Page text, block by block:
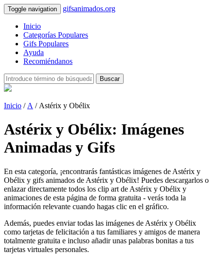
Toggle navigation gifsanimados.org
Inicio
Categorías Populares
Gifs Populares
Ayuda
Recomiéndanos
Buscar
Inicio / A / Astérix y Obélix
Astérix y Obélix: Imágenes
Animadas y Gifs
En esta categoría, ¡encontrarás fantásticas imágenes de Astérix y
Obélix y gifs animados de Astérix y Obélix! Puedes descargarlos o
enlazar directamente todos los clip art de Astérix y Obélix y
animaciones de esta página de forma gratuita - verás toda la
información relevante cuando hagas clic en el gráfico.
Además, puedes enviar todas las imágenes de Astérix y Obélix
como tarjetas de felicitación a tus familiares y amigos de manera
totalmente gratuita e incluso añadir unas palabras bonitas a tus
tarjetas virtuales personales.